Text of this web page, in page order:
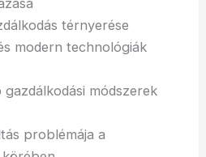
térnyerése
modern technológiák
módszerek
problémája a